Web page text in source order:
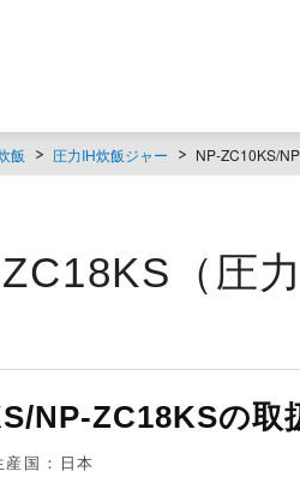
飯 圧力IH炊飯ジャー NP-ZC10KS/
（圧
NP-ZC18KSの取
国：日本